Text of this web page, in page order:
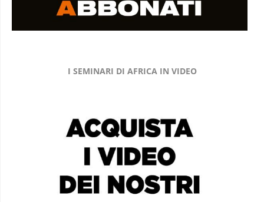
I SEMINARI DI AFRICA IN VIDEO